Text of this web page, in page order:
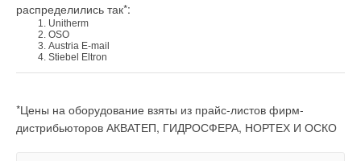
распределились так*:
Unitherm
OSO
Austria E-mail
Stiebel Eltron
*Цены на оборудование взяты из прайс-листов фирм-
дистрибьюторов АКВАТЕП, ГИДРОСФЕРА, НОРТЕХ И ОСКО